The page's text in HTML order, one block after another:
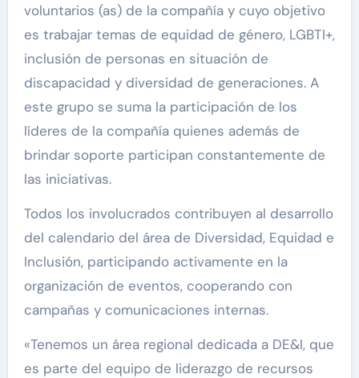
voluntarios (as) de la compañía y cuyo objetivo
es trabajar temas de equidad de género, LGBTI+,
inclusión de personas en situación de
discapacidad y diversidad de generaciones. A
este grupo se suma la participación de los
líderes de la compañía quienes además de
brindar soporte participan constantemente de
las iniciativas.
Todos los involucrados contribuyen al desarrollo
del calendario del área de Diversidad, Equidad e
Inclusión, participando activamente en la
organización de eventos, cooperando con
campañas y comunicaciones internas.
«Tenemos un área regional dedicada a DE&I, que
es parte del equipo de liderazgo de recursos